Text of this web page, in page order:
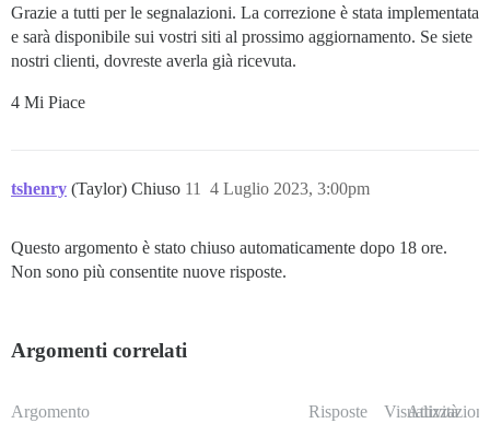
Grazie a tutti per le segnalazioni. La correzione è stata implementata
e sarà disponibile sui vostri siti al prossimo aggiornamento. Se siete
nostri clienti, dovreste averla già ricevuta.
4 Mi Piace
tshenry (Taylor) Chiuso 4 Luglio 2023, 3:00pm
11
Questo argomento è stato chiuso automaticamente dopo 18 ore.
Non sono più consentite nuove risposte.
Argomenti correlati
Argomento Risposte Visualizzazioni
Attività